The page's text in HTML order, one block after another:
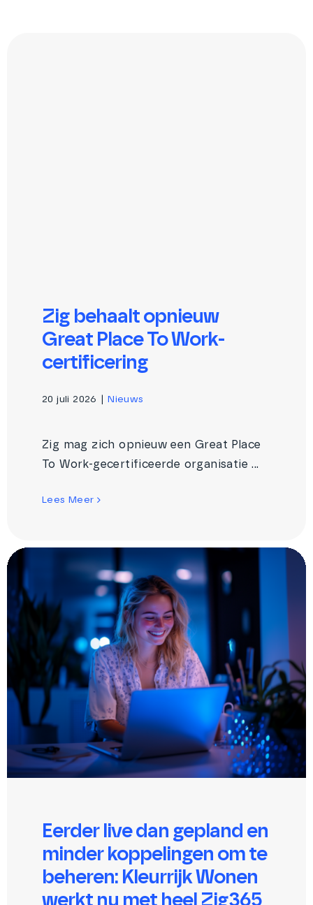
Zig behaalt opnieuw
Great Place To Work-
certificering
20 juli 2026 Nieuws
Zig mag zich opnieuw een Great Place
To Work-gecertificeerde organisatie ...
Lees Meer
Eerder live dan gepland en
minder koppelingen om te
beheren: Kleurrijk Wonen
werkt nu met heel Zig365